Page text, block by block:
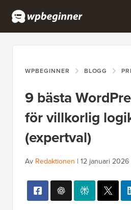
WPBEGINNER BLOGG
9 bästa
för villkorlig
(expertval)
Av Redaktionen | 12 januari 2026